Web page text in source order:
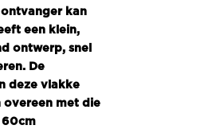
kan
een klein,
ontwerp, snel
De
deze vlakke
overeen met die
60cm